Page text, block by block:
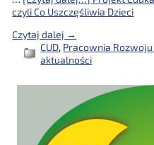
czyli Co Uszczęśliwia Dzieci
Czytaj dalej →
CUD, Pracownia
aktualności